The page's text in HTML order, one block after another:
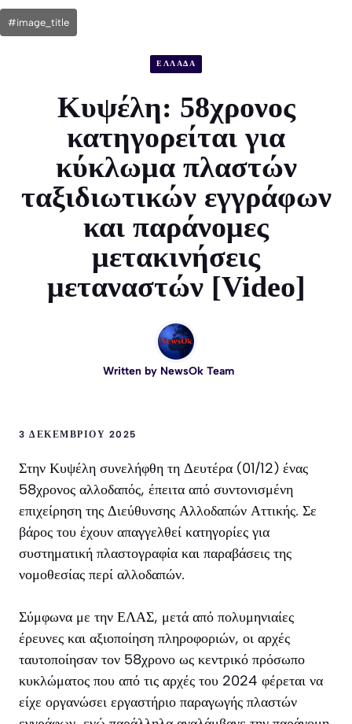
#image_title
ΕΛΛΑΔΑ
Κυψέλη: 58χρονος
κατηγορείται για
κύκλωμα πλαστών
ταξιδιωτικών εγγράφων
και παράνομες
μετακινήσεις
μεταναστών [Video]
Written by NewsOk Team
3 ΔΕΚΕΜΒΡΊΟΥ 2025
Στην Κυψέλη συνελήφθη τη Δευτέρα (01/12) ένας
58χρονος αλλοδαπός, έπειτα από συντονισμένη
επιχείρηση της Διεύθυνσης Αλλοδαπών Αττικής. Σε
βάρος του έχουν απαγγελθεί κατηγορίες για
συστηματική πλαστογραφία και παραβάσεις της
νομοθεσίας περί αλλοδαπών.
Σύμφωνα με την ΕΛΑΣ, μετά από πολυμηνιαίες
έρευνες και αξιοποίηση πληροφοριών, οι αρχές
ταυτοποίησαν τον 58χρονο ως κεντρικό πρόσωπο
κυκλώματος που από τις αρχές του 2024 φέρεται να
είχε οργανώσει εργαστήριο παραγωγής πλαστών